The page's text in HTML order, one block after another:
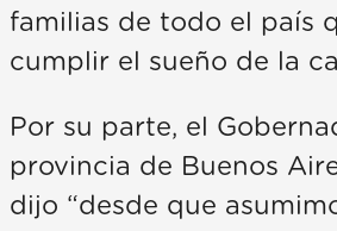
familias de todo el país
cumplir el sueño de la
Por su parte, el
provincia de Buenos
dijo “desde que